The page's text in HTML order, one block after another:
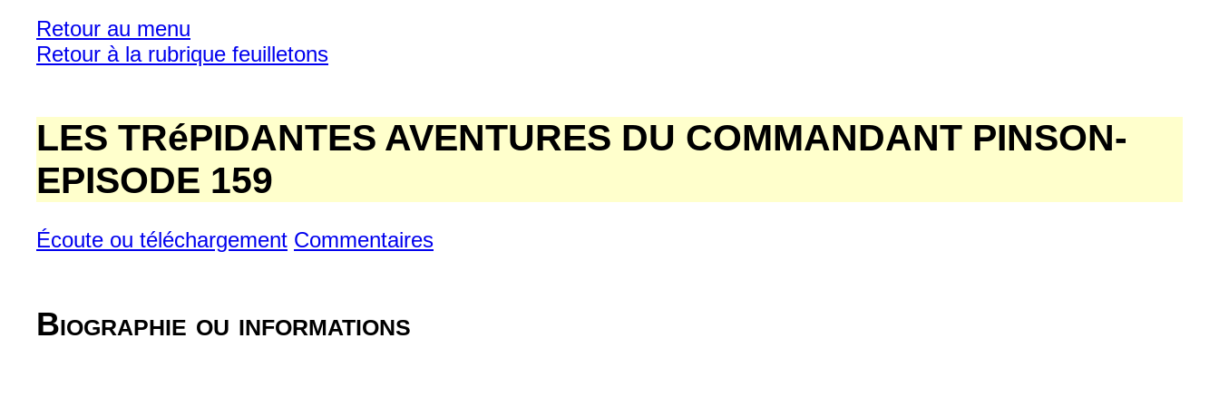
Retour au menu
Retour à la rubrique feuilletons
LES TRéPIDANTES AVENTURES DU COMMANDANT PINSON-
EPISODE 159
Écoute ou téléchargement Commentaires
Biographie ou informations